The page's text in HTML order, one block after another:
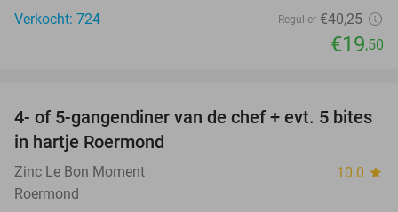
Verkocht: 724
Regulier €40,25
€19,50
21%
4- of 5-gangendiner van de chef + evt. 5 bites
in hartje Roermond
Zinc Le Bon Moment 10.0 star
Roermond